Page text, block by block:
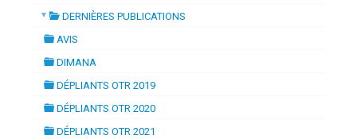
mardi, 14 juillet 2026 10:30
▼ DERNIÈRES PUBLICATIONS
AVIS
DIMANA
DÉPLIANTS OTR 2019
DÉPLIANTS OTR 2020
DÉPLIANTS OTR 2021